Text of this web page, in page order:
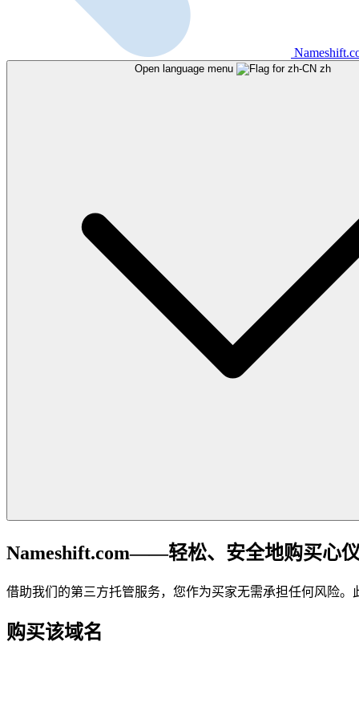
Open language menu zh
Nameshift.com——轻松、安全地购买心
借助我们的第三方托管服务，您作为买家无需承担任何风险
购买该域名